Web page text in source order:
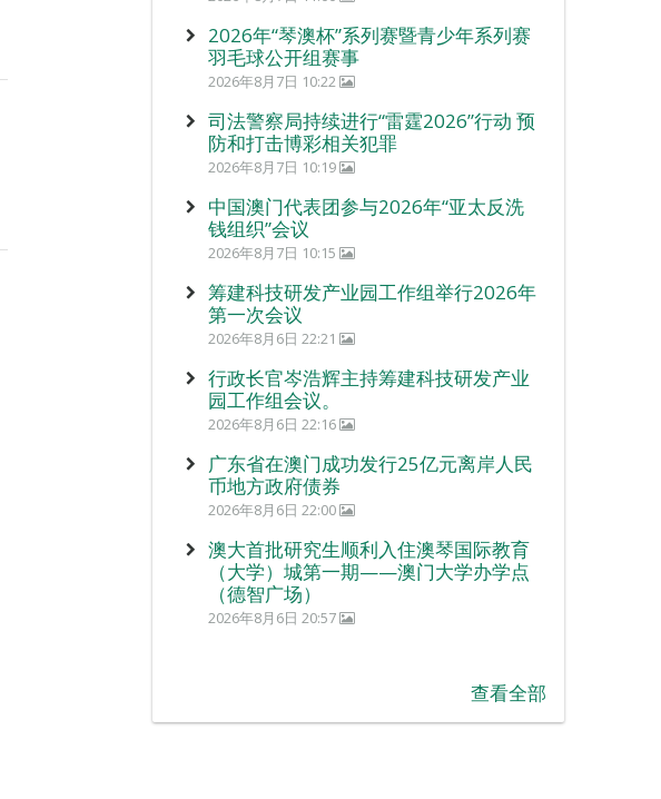
2026年“琴澳杯”系列赛暨青少年系列赛
羽毛球公开组赛事
2026年8月7日 10:22
司法警察局持续进行“雷霆2026”行动 预
防和打击博彩相关犯罪
2026年8月7日 10:19
中国澳门代表团参与2026年“亚太反洗
钱组织”会议
2026年8月7日 10:15
筹建科技研发产业园工作组举行2026年
第一次会议
2026年8月6日 22:21
行政长官岑浩辉主持筹建科技研发产业
园工作组会议。
2026年8月6日 22:16
广东省在澳门成功发行25亿元离岸人民
币地方政府债券
2026年8月6日 22:00
澳大首批研究生顺利入住澳琴国际教育
（大学）城第一期——澳门大学办学点
（德智广场）
2026年8月6日 20:57
查看全部